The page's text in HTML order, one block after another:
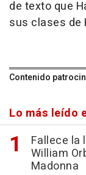
de texto que
sus clases de
Contenido
Lo más leído
Fallece la
William
Madonna